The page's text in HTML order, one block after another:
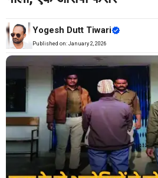
Yogesh Dutt Tiwari
Published on: January 2, 2026